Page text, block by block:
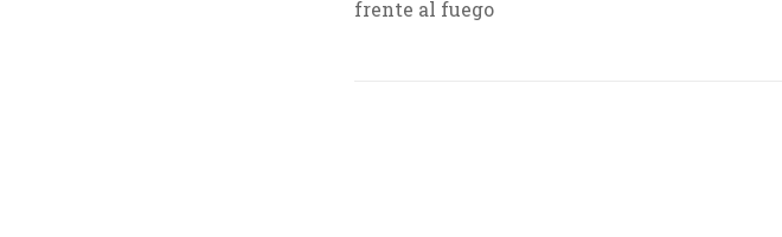
frente al fuego